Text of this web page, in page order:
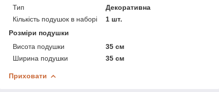
Тип
Декоративна
Кількість подушок в наборі
1 шт.
Розміри подушки
Висота подушки
35 см
Ширина подушки
35 см
Приховати